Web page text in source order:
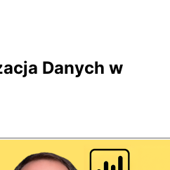
Danych w